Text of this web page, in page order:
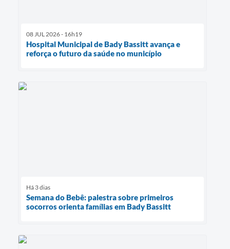
08 JUL 2026 - 16h19
Hospital Municipal de Bady Bassitt avança e
reforça o futuro da saúde no município
Há 3 dias
Semana do Bebê: palestra sobre primeiros
socorros orienta famílias em Bady Bassitt